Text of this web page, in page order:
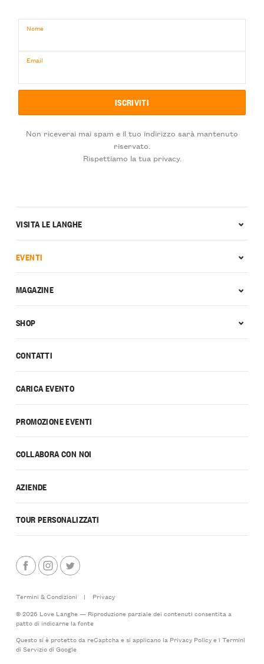
Nome
Email
Non riceverai mai spam e il tuo indirizzo sarà mantenuto
riservato.
Rispettiamo la tua privacy.
CONTATTI
CARICA EVENTO
PROMOZIONE EVENTI
COLLABORA CON NOI
AZIENDE
TOUR PERSONALIZZATI
VISITA LE LANGHE
EVENTI
MAGAZINE
SHOP
Termini & Condizioni |
Privacy
© 2026 Love Langhe — Riproduzione parziale dei contenuti consentita a
patto di indicarne la fonte
Questo si è protetto da reCaptcha e si applicano la Privacy Policye i Termini
di Serviziodi Google